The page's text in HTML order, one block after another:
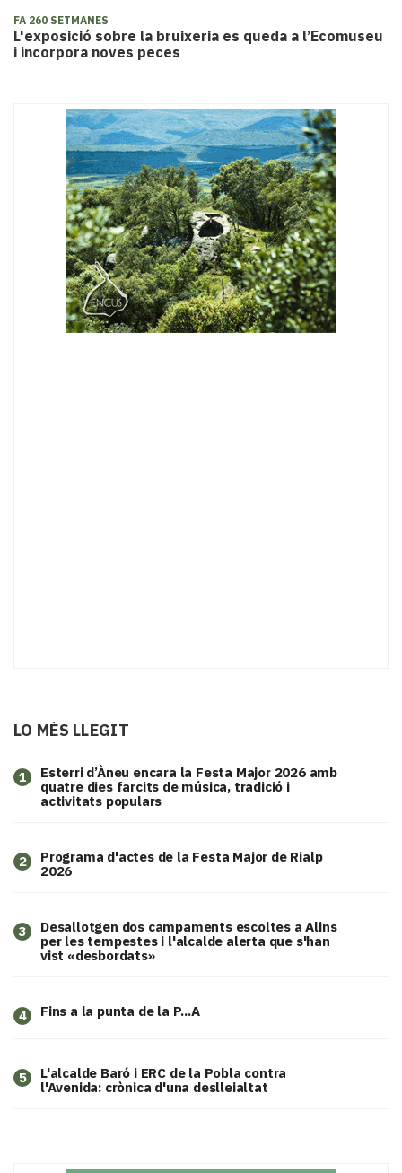
FA 260 SETMANES
​L'exposició sobre la bruixeria es queda a l’Ecomuseu
i incorpora noves peces
LO MÉS LLEGIT
1
Esterri d’Àneu encara la Festa Major 2026 amb
quatre dies farcits de música, tradició i
activitats populars
2
Programa d'actes de la Festa Major de Rialp
2026
3
​Desallotgen dos campaments escoltes a Alins
per les tempestes i l'alcalde alerta que s'han
vist «desbordats»
4 Fins a la punta de la P...A
5
L'alcalde Baró i ERC de la Pobla contra
l'Avenida: crònica d'una deslleialtat